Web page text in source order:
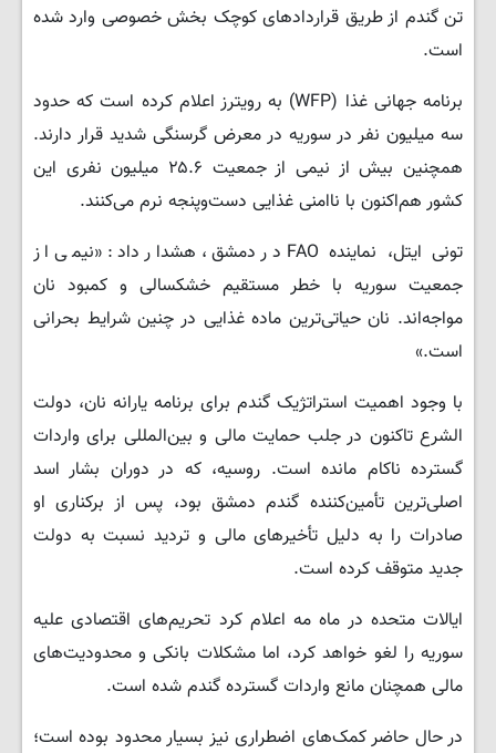
تن گندم از طریق قراردادهای کوچک بخش خصوصی وارد شده
است.
برنامه جهانی غذا (WFP) به رویترز اعلام کرده است که حدود
سه میلیون نفر در سوریه در معرض گرسنگی شدید قرار دارند.
همچنین بیش از نیمی از جمعیت ۲۵.۶ میلیون نفری این
کشور هم‌اکنون با ناامنی غذایی دست‌وپنجه نرم می‌کنند.
تونی ایتل، نماینده FAO در دمشق، هشدار داد: «نیمی از
جمعیت سوریه با خطر مستقیم خشکسالی و کمبود نان
مواجه‌اند. نان حیاتی‌ترین ماده غذایی در چنین شرایط بحرانی
است.»
با وجود اهمیت استراتژیک گندم برای برنامه یارانه نان، دولت
الشرع تاکنون در جلب حمایت مالی و بین‌المللی برای واردات
گسترده ناکام مانده است. روسیه، که در دوران بشار اسد
اصلی‌ترین تأمین‌کننده گندم دمشق بود، پس از برکناری او
صادرات را به دلیل تأخیرهای مالی و تردید نسبت به دولت
جدید متوقف کرده است.
ایالات متحده در ماه مه اعلام کرد تحریم‌های اقتصادی علیه
سوریه را لغو خواهد کرد، اما مشکلات بانکی و محدودیت‌های
مالی همچنان مانع واردات گسترده گندم شده است.
در حال حاضر کمک‌های اضطراری نیز بسیار محدود بوده است؛